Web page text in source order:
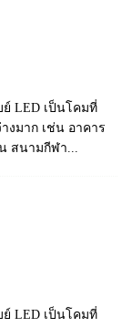
ย์ LED เป็นโคมที่
งมาก เช่น อาคาร
สนามกีฬา...
ย์ LED เป็นโคมที่